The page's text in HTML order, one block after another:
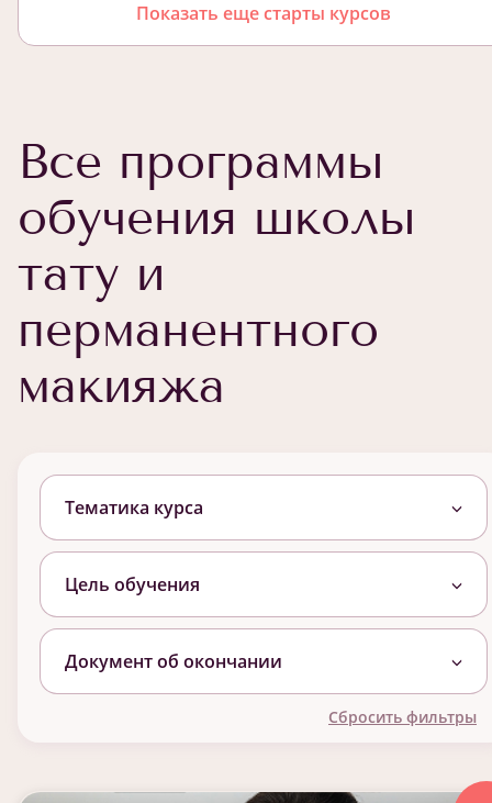
Показать еще старты курсов
Все программы
обучения школы
тату и
перманентного
макияжа
Тематика курса
Цель обучения
Документ об окончании
Сбросить фильтры